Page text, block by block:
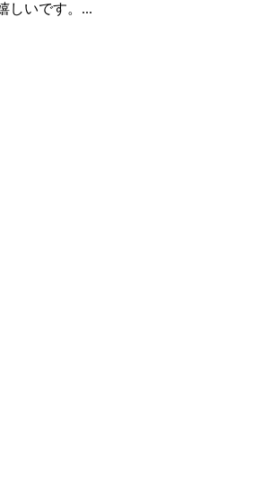
しいです。...